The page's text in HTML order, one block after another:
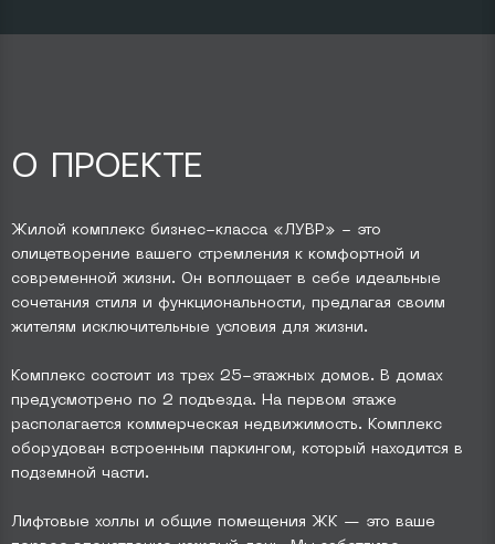
О ПРОЕКТЕ
Жилой комплекс бизнес-класса «ЛУВР» - это
олицетворение вашего стремления к комфортной и
современной жизни. Он воплощает в себе идеальные
сочетания стиля и функциональности, предлагая своим
жителям исключительные условия для жизни.
Комплекс состоит из трех 25-этажных домов. В домах
предусмотрено по 2 подъезда. На первом этаже
располагается коммерческая недвижимость. Комплекс
оборудован встроенным паркингом, который находится в
подземной части.
Лифтовые холлы и общие помещения ЖК — это ваше